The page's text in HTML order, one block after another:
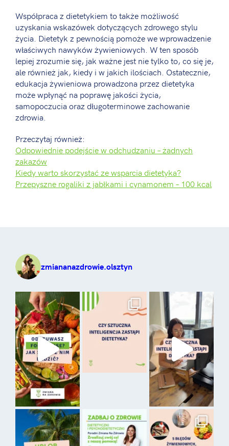
Współpraca z dietetykiem to także możliwość
uzyskania wskazówek dotyczących zdrowego stylu
życia. Dietetyk z pewnością pomoże we wprowadzenie
właściwych nawyków żywieniowych. W ten sposób
lepiej zrozumie się, jak ważne jest nie tylko to, co się je,
ale również jak, kiedy i w jakich ilościach. Ostatecznie,
edukacja żywieniowa prowadzona przez dietetyka
może wpłynąć na poprawę jakości życia,
samopoczucia oraz długoterminowe zachowanie
zdrowia.
Przeczytaj również:
Odpowiednie podejście w odchudzaniu – żadnych
zakazów
Kiedy warto skorzystać ze wsparcia dietetyka?
Przepyszne rogaliki z jabłkami i cynamonem – 100 kcal
zmiananazdrowie.olsztyn